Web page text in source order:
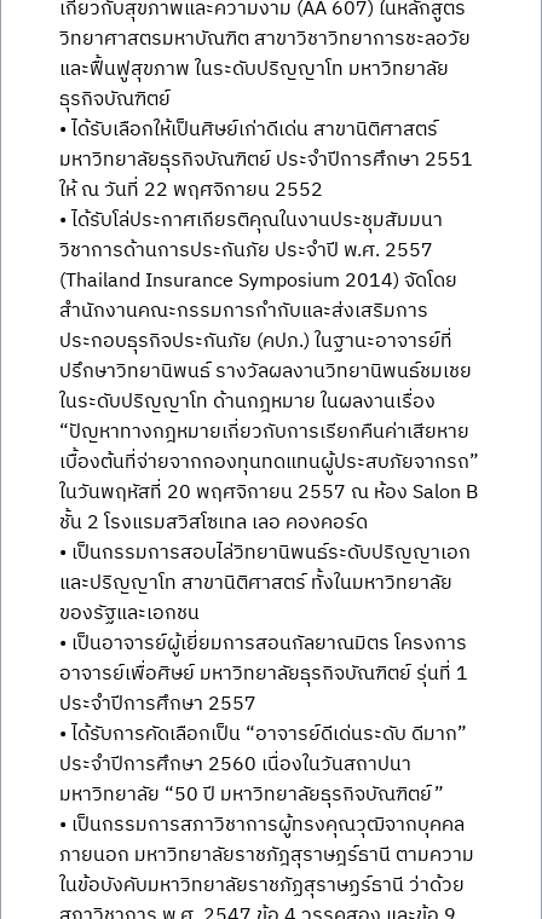
เกี่ยวกับสุขภาพและความงาม (AA 607) ในหลักสูตร
วิทยาศาสตรมหาบัณฑิต สาขาวิชาวิทยาการชะลอวัย
และฟื้นฟูสุขภาพ ในระดับปริญญาโท มหาวิทยาลัย
ธุรกิจบัณฑิตย์
• ได้รับเลือกให้เป็นศิษย์เก่าดีเด่น สาขานิติศาสตร์
มหาวิทยาลัยธุรกิจบัณฑิตย์ ประจำปีการศึกษา 2551
ให้ ณ วันที่ 22 พฤศจิกายน 2552
• ได้รับโล่ประกาศเกียรติคุณในงานประชุมสัมมนา
วิชาการด้านการประกันภัย ประจำปี พ.ศ. 2557
(Thailand Insurance Symposium 2014) จัดโดย
สำนักงานคณะกรรมการกำกับและส่งเสริมการ
ประกอบธุรกิจประกันภัย (คปภ.) ในฐานะอาจารย์ที่
ปรึกษาวิทยานิพนธ์ รางวัลผลงานวิทยานิพนธ์ชมเชย
ในระดับปริญญาโท ด้านกฎหมาย ในผลงานเรื่อง
“ปัญหาทางกฎหมายเกี่ยวกับการเรียกคืนค่าเสียหาย
เบื้องต้นที่จ่ายจากกองทุนทดแทนผู้ประสบภัยจากรถ”
ในวันพฤหัสที่ 20 พฤศจิกายน 2557 ณ ห้อง Salon B
ชั้น 2 โรงแรมสวิสโซเทล เลอ คองคอร์ด
• เป็นกรรมการสอบไล่วิทยานิพนธ์ระดับปริญญาเอก
และปริญญาโท สาขานิติศาสตร์ ทั้งในมหาวิทยาลัย
ของรัฐและเอกชน
• เป็นอาจารย์ผู้เยี่ยมการสอนกัลยาณมิตร โครงการ
อาจารย์เพื่อศิษย์ มหาวิทยาลัยธุรกิจบัณฑิตย์ รุ่นที่ 1
ประจำปีการศึกษา 2557
• ได้รับการคัดเลือกเป็น “อาจารย์ดีเด่นระดับ ดีมาก”
ประจำปีการศึกษา 2560 เนื่องในวันสถาปนา
มหาวิทยาลัย “50 ปี มหาวิทยาลัยธุรกิจบัณฑิตย์”
• เป็นกรรมการสภาวิชาการผู้ทรงคุณวุฒิจากบุคคล
ภายนอก มหาวิทยาลัยราชภัฎสุราษฎร์ธานี ตามความ
ในข้อบังคับมหาวิทยาลัยราชภัฏสุราษฏร์ธานี ว่าด้วย